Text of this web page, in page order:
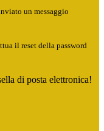
un messaggio
il reset della password
di posta elettronica!